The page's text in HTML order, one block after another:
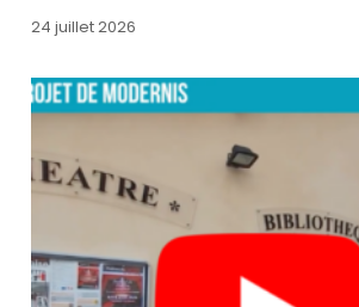
24 juillet 2026